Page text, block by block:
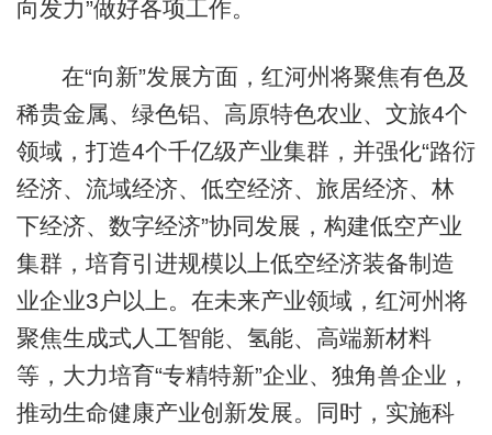
向发力”做好各项工作。
在“向新”发展方面，红河州将聚焦有色及
稀贵金属、绿色铝、高原特色农业、文旅4个
领域，打造4个千亿级产业集群，并强化“路衍
经济、流域经济、低空经济、旅居经济、林
下经济、数字经济”协同发展，构建低空产业
集群，培育引进规模以上低空经济装备制造
业企业3户以上。在未来产业领域，红河州将
聚焦生成式人工智能、氢能、高端新材料
等，大力培育“专精特新”企业、独角兽企业，
推动生命健康产业创新发展。同时，实施科